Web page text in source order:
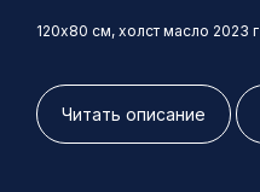
120х80 см, холст масло 2023 г
Читать описание